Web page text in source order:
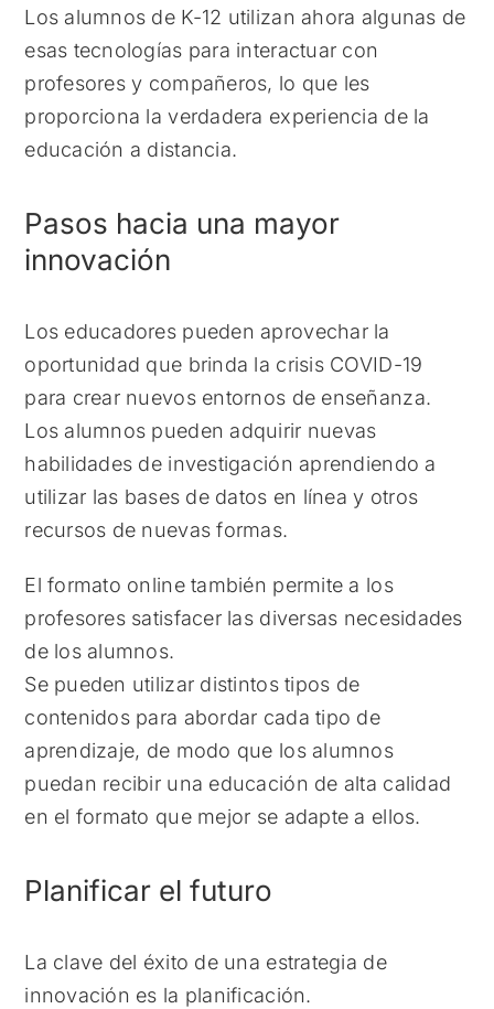
Los alumnos de K-12 utilizan ahora algunas de
esas tecnologías para interactuar con
profesores y compañeros, lo que les
proporciona la verdadera experiencia de la
educación a distancia.
Pasos hacia una mayor
innovación
Los educadores pueden aprovechar la
oportunidad que brinda la crisis COVID-19
para crear nuevos entornos de enseñanza.
Los alumnos pueden adquirir nuevas
habilidades de investigación aprendiendo a
utilizar las bases de datos en línea y otros
recursos de nuevas formas.
El formato online también permite a los
profesores satisfacer las diversas necesidades
de los alumnos.
Se pueden utilizar distintos tipos de
contenidos para abordar cada tipo de
aprendizaje, de modo que los alumnos
puedan recibir una educación de alta calidad
en el formato que mejor se adapte a ellos.
Planificar el futuro
La clave del éxito de una estrategia de
innovación es la planificación.